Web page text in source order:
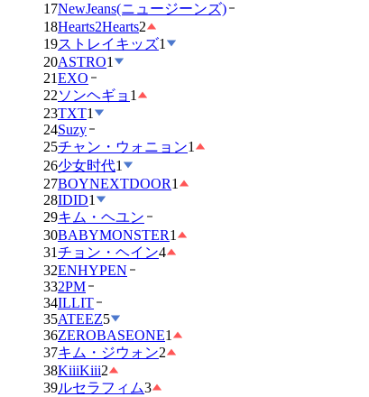
17NewJeans(ニュージーンズ)
18Hearts2Hearts2
19ストレイキッズ1
20ASTRO1
21EXO
22ソンヘギョ 1
23TXT1
24Suzy
25チャン・ウォニョン1
26少女时代1
27BOYNEXTDOOR1
28IDID1
29キム・ヘユン
30BABYMONSTER1
31チョン・ヘイン4
32ENHYPEN
332PM
34ILLIT
35ATEEZ5
36ZEROBASEONE1
37キム・ジウォン2
38KiiiKiii2
39ルセラフィム3